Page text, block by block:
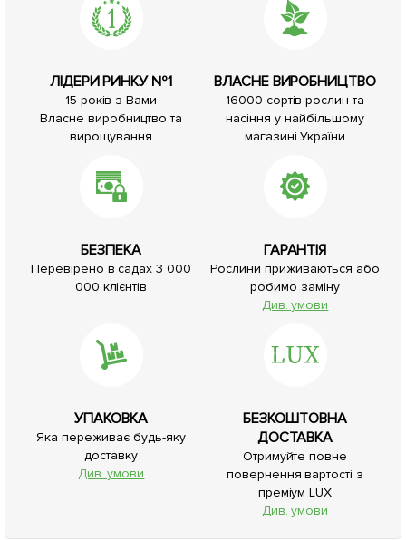
ЛІДЕРИ РИНКУ №1
15 років з Вами
Власне виробництво та
вирощування
ВЛАСНЕ ВИРОБНИЦТВО
16000 сортів рослин та
насіння у найбільшому
магазині України
БЕЗПЕКА
Перевірено в садах 3 000
000 клієнтів
ГАРАНТІЯ
Рослини приживаються або
робимо заміну
Див. умови
УПАКОВКА
Яка переживає будь-яку
доставку
Див. умови
БЕЗКОШТОВНА
ДОСТАВКА
Отримуйте повне
повернення вартості з
преміум LUX
Див. умови